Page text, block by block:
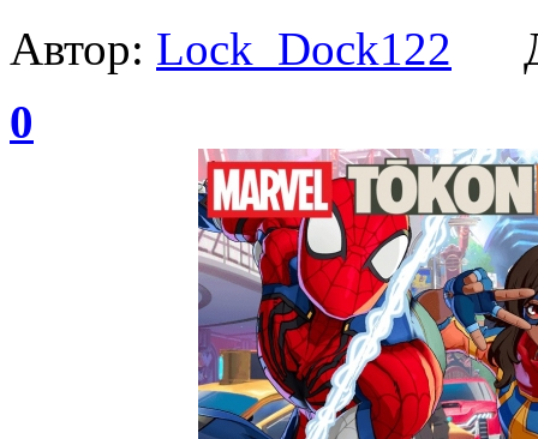
Автор: Lock_Dock122
0